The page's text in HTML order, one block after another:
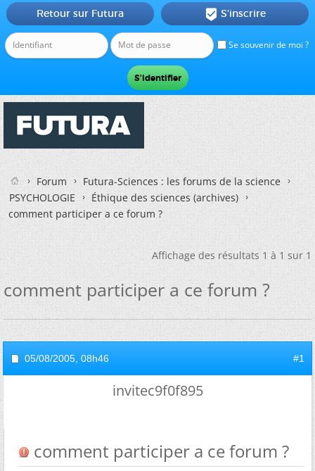
Se souvenir de moi ?
Retour sur Futura  S'inscrire
Forum
Futura-Sciences : les forums de la science
PSYCHOLOGIE
Éthique des sciences (archives)
comment participer a ce forum ?
Affichage des résultats 1 à 1 sur 1
comment participer a ce forum ?
05/08/2005, 08h46 #1
invitec9f0f895
comment participer a ce forum ?